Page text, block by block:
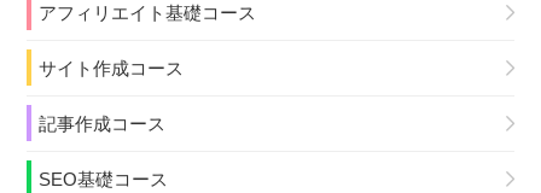
アフィリエイト基礎コース
サイト作成コース
記事作成コース
SEO基礎コース